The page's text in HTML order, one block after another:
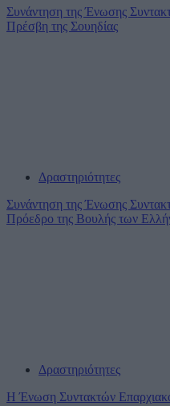
Συνάντηση της Ένωσης
Πρέσβη της Σουηδίας
Δραστηριότητες
Συνάντηση της Ένωσης
Πρόεδρο της Βουλής των
Δραστηριότητες
Η Ένωση Συντακτών